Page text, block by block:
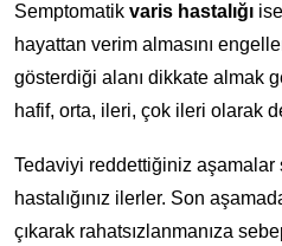
Semptomatik varis hastalığı
hayattan verim almasını
gösterdiği alanı dikkate almak
hafif, orta, ileri, çok ileri olarak
Tedaviyi reddettiğiniz aşamalar
hastalığınız ilerler. Son
çıkarak rahatsızlanmanıza